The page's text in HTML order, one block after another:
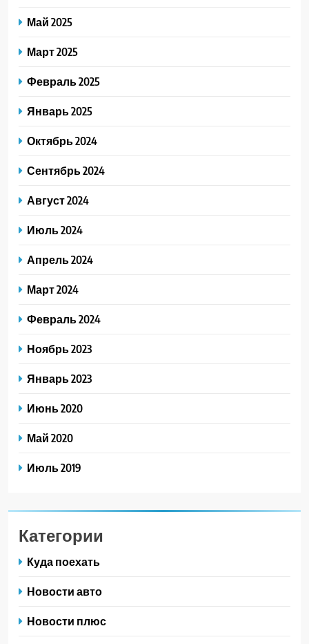
Май 2025
Март 2025
Февраль 2025
Январь 2025
Октябрь 2024
Сентябрь 2024
Август 2024
Июль 2024
Апрель 2024
Март 2024
Февраль 2024
Ноябрь 2023
Январь 2023
Июнь 2020
Май 2020
Июль 2019
Категории
Куда поехать
Новости авто
Новости плюс